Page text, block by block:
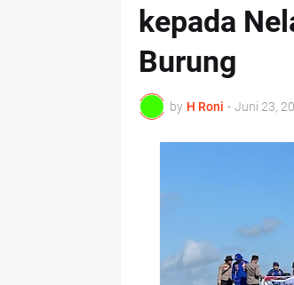
kepada
Burung
by H Roni - Juni 23,